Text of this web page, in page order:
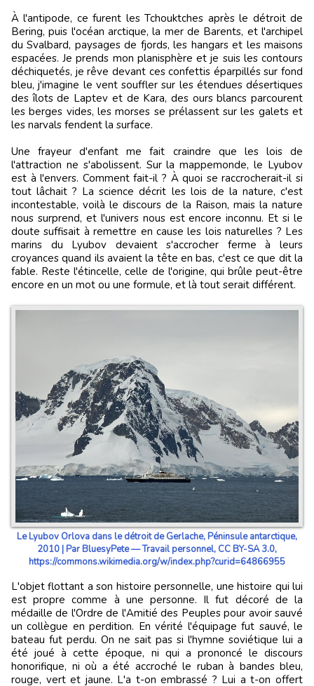
À l'antipode, ce furent les Tchouktches après le détroit de
Bering, puis l'océan arctique, la mer de Barents, et l'archipel
du Svalbard, paysages de fjords, les hangars et les maisons
espacées. Je prends mon planisphère et je suis les contours
déchiquetés, je rêve devant ces confettis éparpillés sur fond
bleu, j'imagine le vent souffler sur les étendues désertiques
des îlots de Laptev et de Kara, des ours blancs parcourent
les berges vides, les morses se prélassent sur les galets et
les narvals fendent la surface.
Une frayeur d'enfant me fait craindre que les lois de
l'attraction ne s'abolissent. Sur la mappemonde, le Lyubov
est à l'envers. Comment fait-il ? À quoi se raccrocherait-il si
tout lâchait ? La science décrit les lois de la nature, c'est
incontestable, voilà le discours de la Raison, mais la nature
nous surprend, et l'univers nous est encore inconnu. Et si le
doute suffisait à remettre en cause les lois naturelles ? Les
marins du Lyubov devaient s'accrocher ferme à leurs
croyances quand ils avaient la tête en bas, c'est ce que dit la
fable. Reste l'étincelle, celle de l'origine, qui brûle peut-être
encore en un mot ou une formule, et là tout serait différent.
Le Lyubov Orlova dans le détroit de Gerlache, Péninsule antarctique,
2010 | Par BluesyPete — Travail personnel, CC BY-SA 3.0,
https://commons.wikimedia.org/w/index.php?curid=64866955
L'objet flottant a son histoire personnelle, une histoire qui lui
est propre comme à une personne. Il fut décoré de la
médaille de l'Ordre de l'Amitié des Peuples pour avoir sauvé
un collègue en perdition. En vérité l'équipage fut sauvé, le
bateau fut perdu. On ne sait pas si l'hymne soviétique lui a
été joué à cette époque, ni qui a prononcé le discours
honorifique, ni où a été accroché le ruban à bandes bleu,
rouge, vert et jaune. L'a t-on embrassé ? Lui a t-on offert